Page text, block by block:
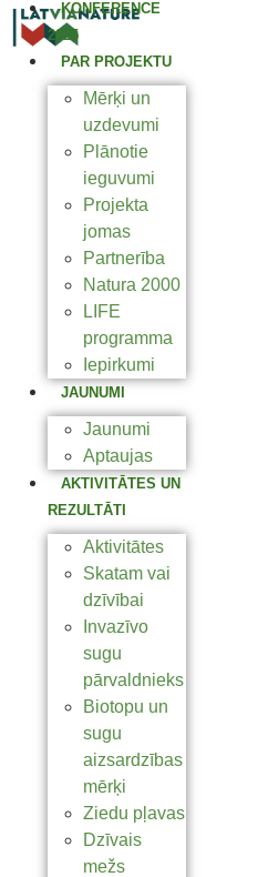
KONFERENCE
2025
PAR PROJEKTU
Mērķi un
uzdevumi
Plānotie
ieguvumi
Projekta
jomas
Partnerība
Natura 2000
LIFE
programma
Iepirkumi
JAUNUMI
Jaunumi
Aptaujas
AKTIVITĀTES UN
REZULTĀTI
Aktivitātes
Skatam vai
dzīvībai
Invazīvo
sugu
pārvaldnieks
Biotopu un
sugu
aizsardzības
mērķi
Ziedu pļavas
Dzīvais
mežs